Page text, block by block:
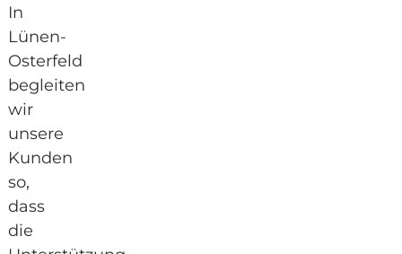
In
Lünen-
Osterfeld
begleiten
wir
unsere
Kunden
so,
dass
die